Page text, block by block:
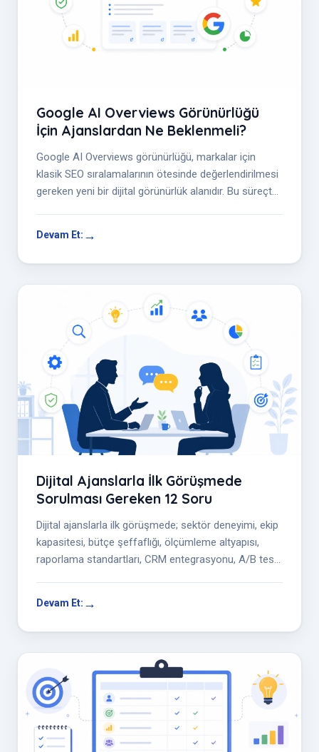
Google AI Overviews Görünürlüğü
İçin Ajanslardan Ne Beklenmeli?
Google AI Overviews görünürlüğü, markalar için
klasik SEO sıralamalarının ötesinde değerlendirilmesi
gereken yeni bir dijital görünürlük alanıdır. Bu süreçte
Devam Et:
Dijital Ajanslarla İlk Görüşmede
Sorulması Gereken 12 Soru
Dijital ajanslarla ilk görüşmede; sektör deneyimi, ekip
kapasitesi, bütçe şeffaflığı, ölçümleme altyapısı,
raporlama standartları, CRM entegrasyonu, A/B test
Devam Et: